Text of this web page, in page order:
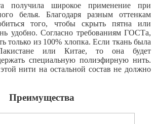
получила широкое применение при
белья. Благодаря разным оттенкам
того, чтобы скрыть пятна или
удобно. Согласно требованиям ГОСТа,
только из 100% хлопка. Если ткань была
или Китае, то она будет
специальную полиэфирную нить.
нити на остальной состав не должно
Преимущества